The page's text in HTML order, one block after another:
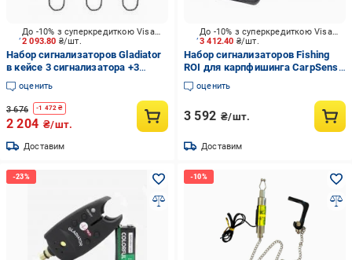
2 093.80 ₴/шт.
До -10% з суперкредиткою Visa Вигода
Набор сигнализаторов Gladiator
в кейсе 3 сигнализатора +3
свингера +3 кроны JY-1-3-SW1B
оценить
3 676 -1 472 ₴
2 204 ₴/шт.
Доставим
3 412.40 ₴/шт.
До -10% з суперкредиткою Visa Вигода
Набор сигнализаторов Fishing
ROI для карпфишинга CarpSense
4+1
оценить
3 592 ₴/шт.
Доставим